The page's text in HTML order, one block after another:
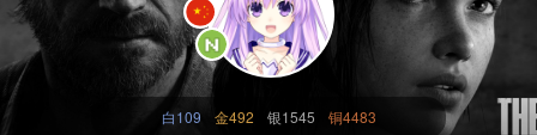
白109 金492 银1545 铜4483